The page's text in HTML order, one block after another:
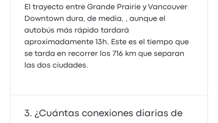
El trayecto entre Grande Prairie y Vancouver
Downtown dura, de media, , aunque el
autobús más rápido tardará
aproximadamente 13h. Este es el tiempo que
se tarda en recorrer los 716 km que separan
las dos ciudades.
¿Cuántas conexiones diarias de